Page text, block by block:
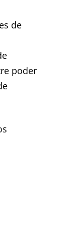
de
poder